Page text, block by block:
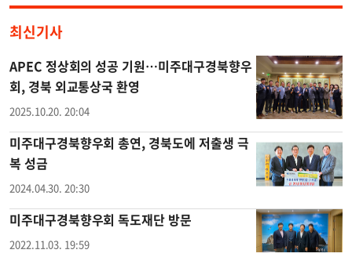
최신기사
APEC 정상회의 성공 기원…미주대구경북향우
회, 경북 외교통상국 환영
2025.10.20. 20:04
미주대구경북향우회 총연, 경북도에 저출생 극
복 성금
2024.04.30. 20:30
미주대구경북향우회 독도재단 방문
2022.11.03. 19:59